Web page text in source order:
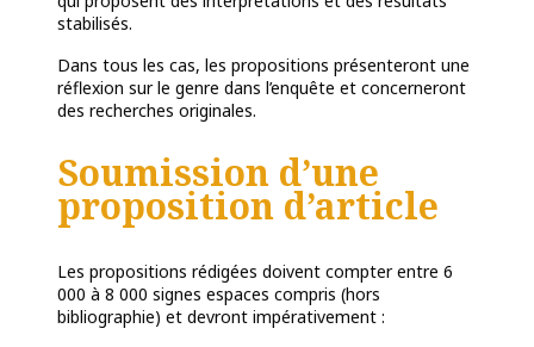
stabilisés.
Dans tous les cas, les propositions présenteront une
réflexion sur le genre dans l’enquête et concerneront
des recherches originales.
Soumission d’une
proposition d’article
Les propositions rédigées doivent compter entre 6
000 à 8 000 signes espaces compris (hors
bibliographie) et devront impérativement :